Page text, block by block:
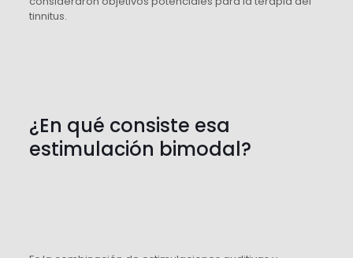
tinnitus.
¿En qué consiste esa
estimulación bimodal?